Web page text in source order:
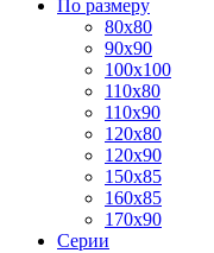
По размеру
80x80
90x90
100x100
110x80
110x90
120x80
120x90
150x85
160x85
170x90
Серии